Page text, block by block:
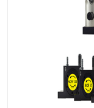
MACH III离合器
Magnetic制动器